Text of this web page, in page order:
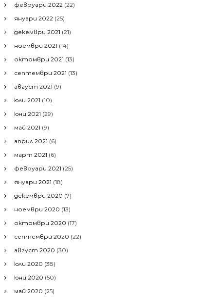
февруари 2022 (22)
януари 2022 (25)
декември 2021 (21)
ноември 2021 (14)
октомври 2021 (13)
септември 2021 (13)
август 2021 (9)
юли 2021 (10)
юни 2021 (29)
май 2021 (9)
април 2021 (6)
март 2021 (6)
февруари 2021 (25)
януари 2021 (18)
декември 2020 (7)
ноември 2020 (13)
октомври 2020 (17)
септември 2020 (22)
август 2020 (30)
юли 2020 (38)
юни 2020 (50)
май 2020 (25)